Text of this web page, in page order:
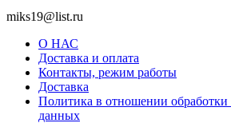
miks19@list.ru
О НАС
Доставка и оплата
Контакты, режим работы
Доставка
Политика в отношении обработки
данных